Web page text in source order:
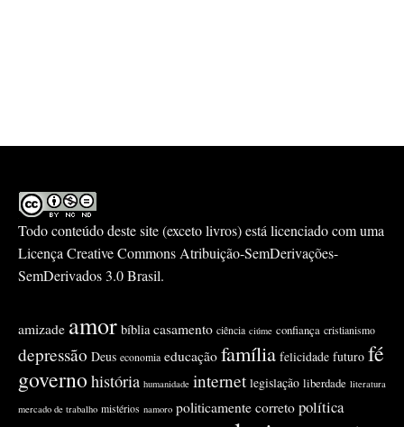
Todo conteúdo deste site (exceto livros) está licenciado com uma
LicençaCreative Commons Atribuição-SemDerivações-
SemDerivados 3.0 Brasil.
amizade amor bíblia casamento ciência ciúme confiança cristianismo
depressão Deus economia educação família felicidade futuro fé
governo história humanidade internet legislação liberdade literatura
mercado de trabalho mistérios namoro politicamente correto política